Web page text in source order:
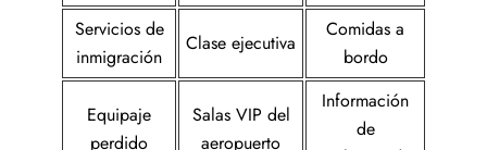
Servicios de
inmigración
Clase ejecutiva
Comidas a
bordo
Equipaje
perdido
Salas VIP del
aeropuerto
Información
de